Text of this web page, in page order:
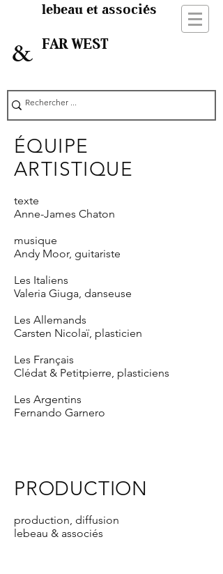
&
lebeau et associés
FAR WEST
ÉQUIPE
ARTISTIQUE
texte
Anne-James Chaton
musique
Andy Moor, guitariste
Les Italiens
Valeria Giuga, danseuse
Les Allemands
Carsten Nicolaï, plasticien
Les Français
Clédat & Petitpierre, plasticiens
Les Argentins
Fernando Garnero
PRODUCTION
production, diffusion
lebeau & associés